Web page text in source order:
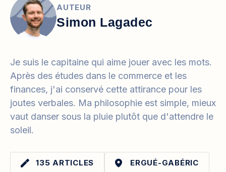
AUTEUR
Simon Lagadec
Je suis le capitaine qui aime jouer avec les mots.
Après des études dans le commerce et les
finances, j'ai conservé cette attirance pour les
joutes verbales. Ma philosophie est simple, mieux
vaut danser sous la pluie plutôt que d'attendre le
soleil.
135 ARTICLES ERGUÉ-GABÉRIC